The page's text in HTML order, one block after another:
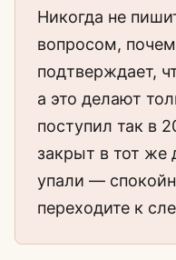
Никогда не
вопросом,
подтверждает,
а это делают
поступил так в
закрыт в тот же
упали —
переходите к